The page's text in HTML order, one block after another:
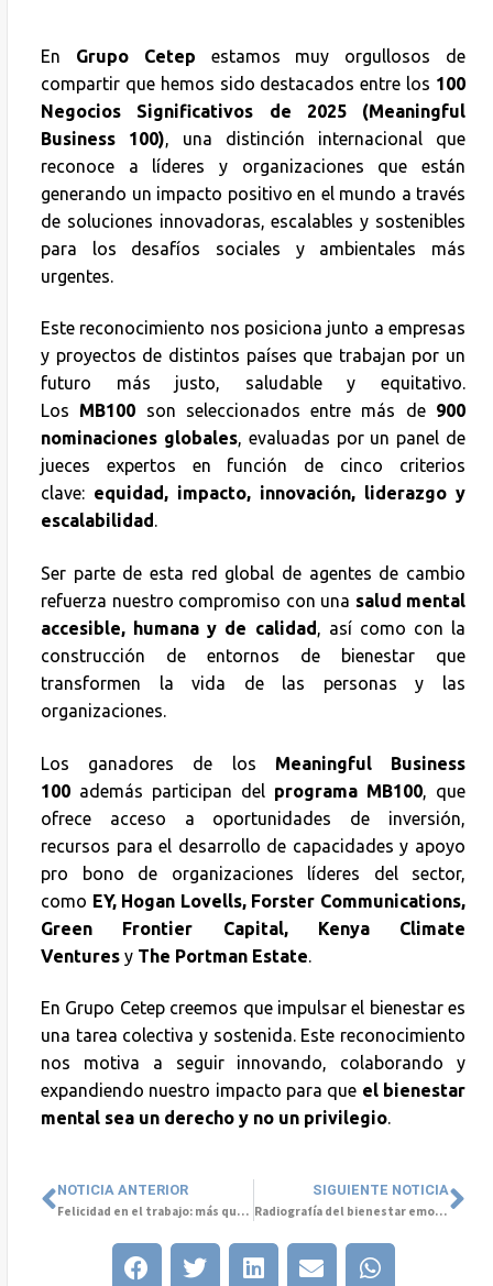
En Grupo Cetep estamos muy orgullosos de
compartir que hemos sido destacados entre los 100
Negocios Significativos de 2025 (Meaningful
Business 100), una distinción internacional que
reconoce a líderes y organizaciones que están
generando un impacto positivo en el mundo a través
de soluciones innovadoras, escalables y sostenibles
para los desafíos sociales y ambientales más
urgentes.
Este reconocimiento nos posiciona junto a empresas
y proyectos de distintos países que trabajan por un
futuro más justo, saludable y equitativo.
Los MB100 son seleccionados entre más de 900
nominaciones globales, evaluadas por un panel de
jueces expertos en función de cinco criterios
clave: equidad, impacto, innovación, liderazgo y
escalabilidad .
Ser parte de esta red global de agentes de cambio
refuerza nuestro compromiso con una salud mental
accesible, humana y de calidad, así como con la
construcción de entornos de bienestar que
transformen la vida de las personas y las
organizaciones.
Los ganadores de los Meaningful Business
100 además participan del programa MB100, que
ofrece acceso a oportunidades de inversión,
recursos para el desarrollo de capacidades y apoyo
pro bono de organizaciones líderes del sector,
como EY, Hogan Lovells, Forster Communications,
Green Frontier Capital, Kenya Climate
Ventures y The Portman Estate.
En Grupo Cetep creemos que impulsar el bienestar es
una tarea colectiva y sostenida. Este reconocimiento
nos motiva a seguir innovando, colaborando y
expandiendo nuestro impacto para que el bienestar
mental sea un derecho y no un privilegio.
NOTICIA ANTERIOR
Felicidad en el trabajo: más que una moda, una estrategia empresarial
SIGUIENTE NOTICIA
Radiografía del bienestar emocional en Chile: lo que revela el Informe Mhaite 2025